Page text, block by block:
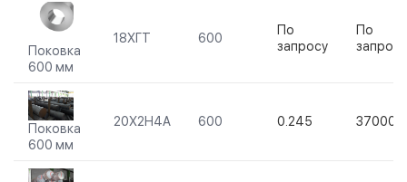
Поковка
600 мм
18ХГТ 600
По
запросу
По
запросу
Поковка
600 мм
20Х2Н4А 600 0.245 370000